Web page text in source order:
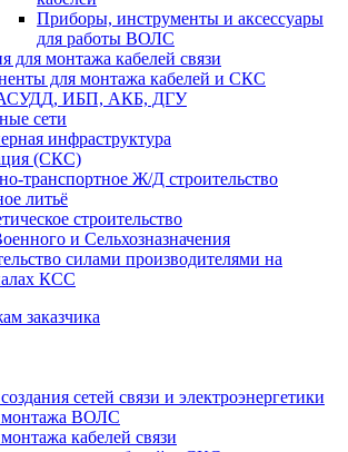
Приборы, инструменты и аксессуары
для работы ВОЛС
для монтажа кабелей связи
для монтажа кабелей и СКС
ИБП, АКБ, ДГУ
сети
инфраструктура
(СКС)
транспортное Ж/Д строительство
литьё
строительство
и Сельхозназначения
силами производителями на
КСС
заказчика
сетей связи и электроэнергетики
монтажа ВОЛС
кабелей связи